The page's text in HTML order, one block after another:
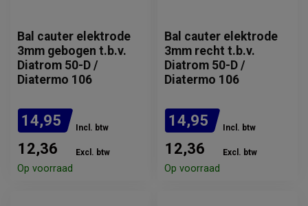
Bal cauter elektrode
3mm gebogen t.b.v.
Diatrom 50-D /
Diatermo 106
14,95 Incl. btw
12,36 Excl. btw
Op voorraad
Bal cauter elektrode
3mm recht t.b.v.
Diatrom 50-D /
Diatermo 106
14,95 Incl. btw
12,36 Excl. btw
Op voorraad